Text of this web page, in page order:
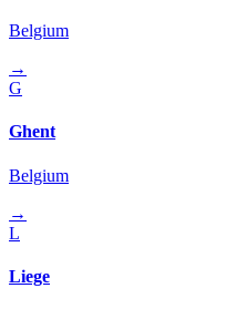
Belgium
→
G
Ghent
Belgium
→
L
Liege